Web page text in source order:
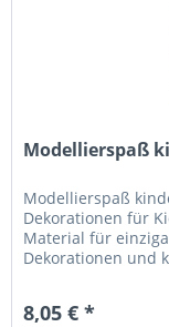
Modellierspaß
Modellierspaß
Dekorationen für
Material für
Dekorationen und
8,05 € *